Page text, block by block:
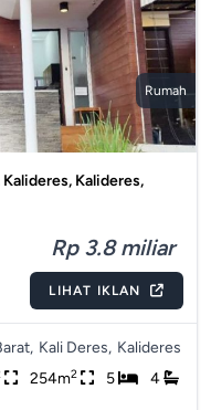
Rumah
Kalideres,
Rp 3.8 miliar
LIHAT IKLAN
Kali Deres, Kalideres
254m2 5 4